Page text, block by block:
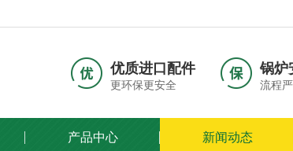
优质进口配件
更环保更安全
锅炉
流程
产品中心 新闻动态